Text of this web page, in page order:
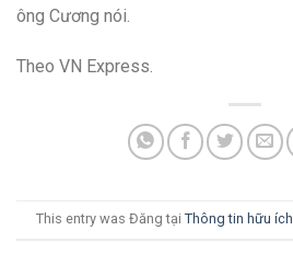
ông Cương nói.
Theo VN Express.
This entry was Đăng tại Thông tin hữu ích